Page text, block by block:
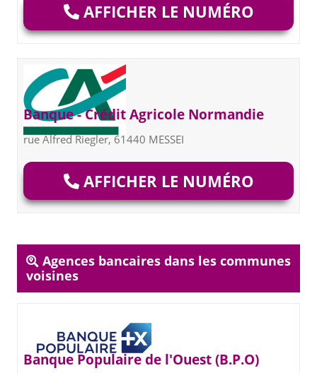
AFFICHER LE NUMÉRO
Banque - Crédit Agricole Normandie
rue Alfred Riegler, 61440 MESSEI
AFFICHER LE NUMÉRO
Agences bancaires dans les communes
voisines
Banque Populaire de l'Ouest (B.P.O)